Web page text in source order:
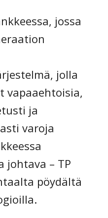
jossa
jolla
vapaaehtoisia,
ja
varoja
johtava – TP
pöydältä